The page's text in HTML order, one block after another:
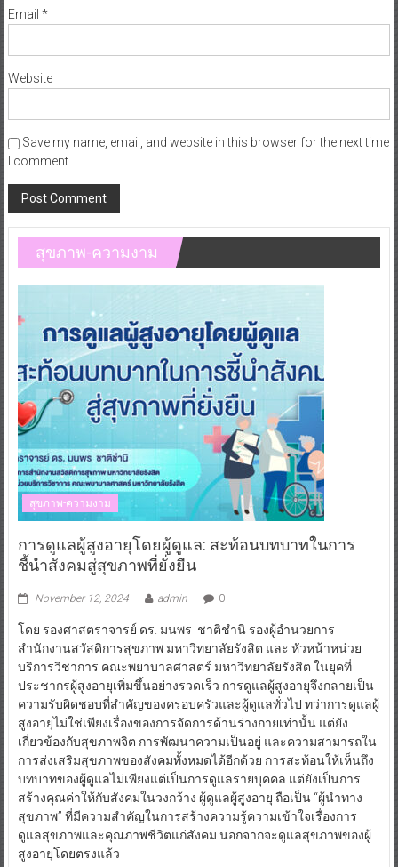
Email *
Website
Save my name, email, and website in this browser for the next time
I comment.
สุขภาพ-ความงาม
สุขภาพ-ความงาม
การดูแลผู้สูงอายุโดยผู้ดูแล: สะท้อนบทบาทในการ
ชี้นำสังคมสู่สุขภาพที่ยั่งยืน
November 12, 2024 admin 0
โดย รองศาสตราจารย์ ดร. มนพร ชาติชำนิ รองผู้อำนวยการ
สำนักงานสวัสดิการสุขภาพ มหาวิทยาลัยรังสิต และ หัวหน้าหน่วย
บริการวิชาการ คณะพยาบาลศาสตร์ มหาวิทยาลัยรังสิต ในยุคที่
ประชากรผู้สูงอายุเพิ่มขึ้นอย่างรวดเร็ว การดูแลผู้สูงอายุจึงกลายเป็น
ความรับผิดชอบที่สำคัญของครอบครัวและผู้ดูแลทั่วไป ทว่าการดูแลผู้
สูงอายุไม่ใช่เพียงเรื่องของการจัดการด้านร่างกายเท่านั้น แต่ยัง
เกี่ยวข้องกับสุขภาพจิต การพัฒนาความเป็นอยู่ และความสามารถใน
การส่งเสริมสุขภาพของสังคมทั้งหมดได้อีกด้วย การสะท้อนให้เห็นถึง
บทบาทของผู้ดูแลไม่เพียงแต่เป็นการดูแลรายบุคคล แต่ยังเป็นการ
สร้างคุณค่าให้กับสังคมในวงกว้าง ผู้ดูแลผู้สูงอายุ ถือเป็น “ผู้นำทาง
สุขภาพ” ที่มีความสำคัญในการสร้างความรู้ความเข้าใจเรื่องการ
ดูแลสุขภาพและคุณภาพชีวิตแก่สังคม นอกจากจะดูแลสุขภาพของผู้
สูงอายุโดยตรงแล้ว